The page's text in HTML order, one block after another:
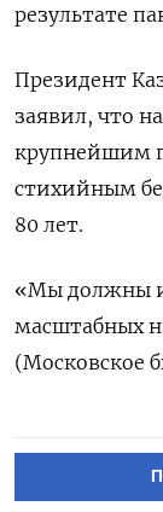
результате
Президент
заявил, что
крупнейшим
стихийным
80 лет.
«Мы должны
масштабных
(Московское